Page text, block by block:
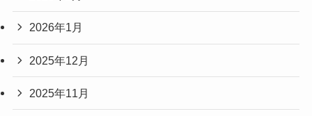
2026年1月
2025年12月
2025年11月